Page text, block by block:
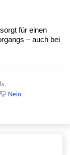
für einen
– auch bei
Nein